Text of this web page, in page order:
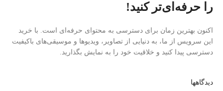
را حرفه‌ای‌تر کنید!
اکنون بهترین زمان برای دسترسی به محتوای حرفه‌ای است. با خرید
این سرویس از ما، به دنیایی از تصاویر، ویدیوها و موسیقی‌های باکیفیت
دسترسی پیدا کنید و خلاقیت خود را به نمایش بگذارید.
دیدگاهها